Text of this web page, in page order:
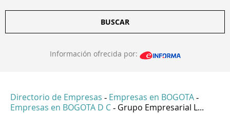
BUSCAR
Información ofrecida por:
Directorio de Empresas - Empresas en BOGOTA -
Empresas en BOGOTA D C - Grupo Empresarial L...